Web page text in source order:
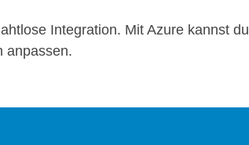
Integration. Mit Azure kannst du
anpassen.